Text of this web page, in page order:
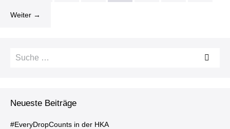
nik
Weiter →
Suche
Neueste Beiträge
#Ever­y­Drop­Counts in der HKA